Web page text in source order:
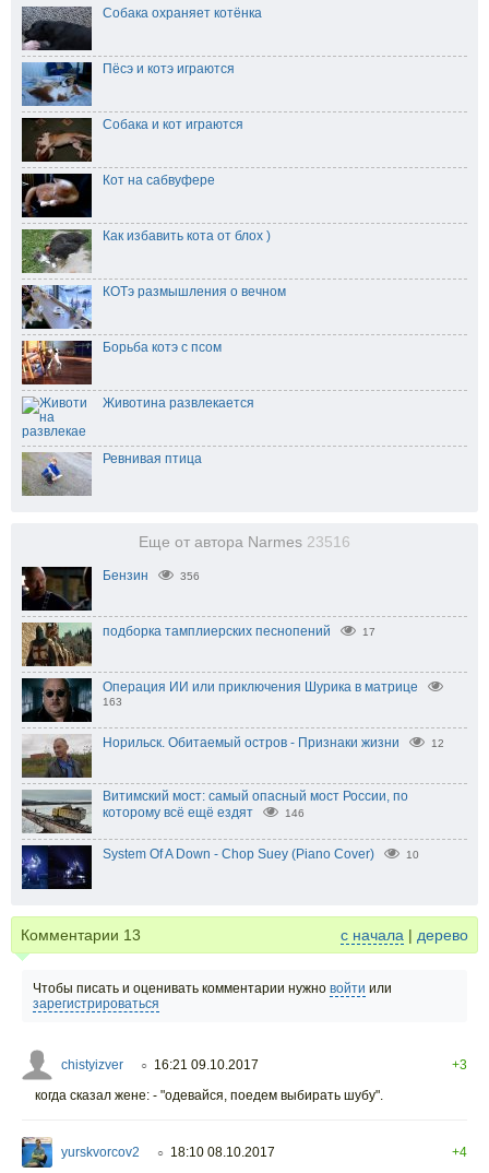
Собака охраняет котёнка
Пёсэ и котэ играются
Собака и кот играются
Кот на сабвуфере
Как избавить кота от блох )
КОТэ размышления о вечном
Борьба котэ с псом
Животина развлекается
Ревнивая птица
Еще от автора Narmes 23516
Бензин 356
подборка тамплиерских песнопений 17
Операция ИИ или приключения Шурика в матрице
163
Норильск. Обитаемый остров - Признаки жизни 12
Витимский мост: самый опасный мост России, по
которому всё ещё ездят
146
System Of A Down - Chop Suey (Piano Cover) 10
Комментарии 13 с начала | дерево
Чтобы писать и оценивать комментарии нужно войти или
зарегистрироваться
chistyizver ○ 16:21 09.10.2017
+3
когда сказал жене: - "одевайся, поедем выбирать шубу".
yurskvorcov2 ○ 18:10 08.10.2017
+4